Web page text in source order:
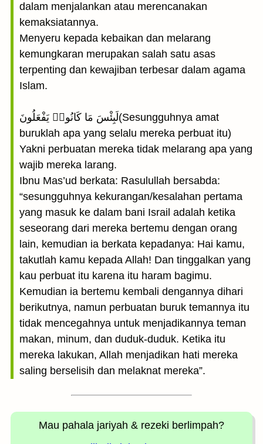
dalam menjalankan atau merencanakan
kemaksiatannya.
Menyeru kepada kebaikan dan melarang
kemungkaran merupakan salah satu asas
terpenting dan kewajiban terbesar dalam agama
Islam.
لَبِئْسَ مَا كَانُوا۟ يَفْعَلُونَ(Sesungguhnya amat
buruklah apa yang selalu mereka perbuat itu)
Yakni perbuatan mereka tidak melarang apa yang
wajib mereka larang.
Ibnu Mas’ud berkata: Rasulullah bersabda:
“sesungguhnya kekurangan/kesalahan pertama
yang masuk ke dalam bani Israil adalah ketika
seseorang dari mereka bertemu dengan orang
lain, kemudian ia berkata kepadanya: Hai kamu,
takutlah kamu kepada Allah! Dan tinggalkan yang
kau perbuat itu karena itu haram bagimu.
Kemudian ia bertemu kembali dengannya dihari
berikutnya, namun perbuatan buruk temannya itu
tidak mencegahnya untuk menjadikannya teman
makan, minum, dan duduk-duduk. Ketika itu
mereka lakukan, Allah menjadikan hati mereka
saling berselisih dan melaknat mereka”.
Mau pahala jariyah & rezeki berlimpah?